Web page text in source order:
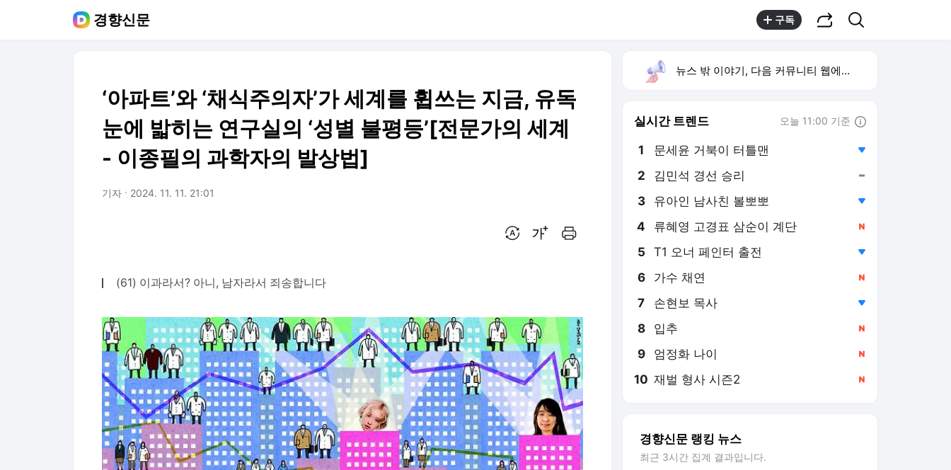
경향신문 구독
‘아파트’와 ‘채식주의자’가 세계를 휩쓰는 지금, 유독
눈에 밟히는 연구실의 ‘성별 불평등’[전문가의 세계
- 이종필의 과학자의 발상법]
기자 2024. 11. 11. 21:01
(61) 이과라서? 아니, 남자라서 죄송합니다
뉴스 밖 이야기, 다음 커뮤니티 웹에서 보기
실시간 트렌드 오늘 11:00 기준
1 문세윤 거북이 터틀맨
2 김민석 경선 승리
3 유아인 남사친 볼뽀뽀
4 류혜영 고경표 삼순이 계단
5 T1 오너 페인터 출전
6 가수 채연
7 손현보 목사
8 입추
9 엄정화 나이
10 재벌 형사 시즌2
경향신문 랭킹 뉴스
최근 3시간 집계 결과입니다.